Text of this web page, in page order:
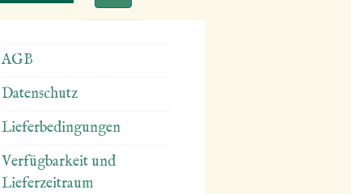
AGB
Datenschutz
Lieferbedingungen
Verfügbarkeit und
Lieferzeitraum